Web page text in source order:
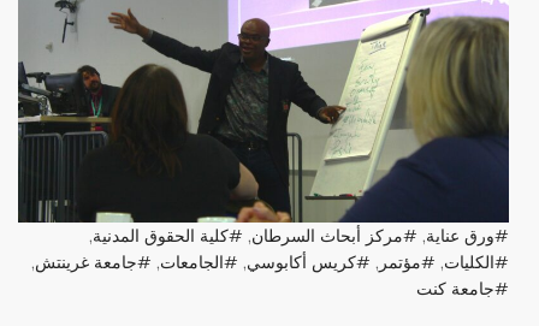
ورق عناية, مركز أبحاث السرطان, كلية الحقوق المدنية,
الكليات, مؤتمر , كريس أكابوسي, الجامعات, جامعة غرينتش,
جامعة كنت